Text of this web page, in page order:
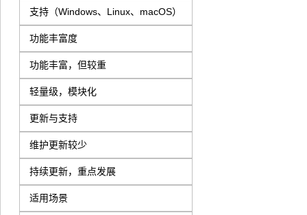
支持（Windows、Linux、macOS）
功能丰富度
功能丰富，但较重
轻量级，模块化
更新与支持
维护更新较少
持续更新，重点发展
适用场景